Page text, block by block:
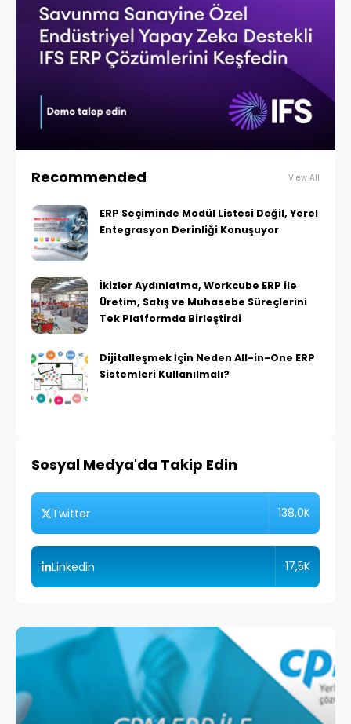
Recommended View All
ERP Seçiminde Modül Listesi Değil, Yerel
Entegrasyon Derinliği Konuşuyor
İkizler Aydınlatma, Workcube ERP ile
Üretim, Satış ve Muhasebe Süreçlerini
Tek Platformda Birleştirdi
Dijitalleşmek İçin Neden All-in-One ERP
Sistemleri Kullanılmalı?
Sosyal Medya'da Takip Edin
Twitter 138,0K
Linkedin 17,5K